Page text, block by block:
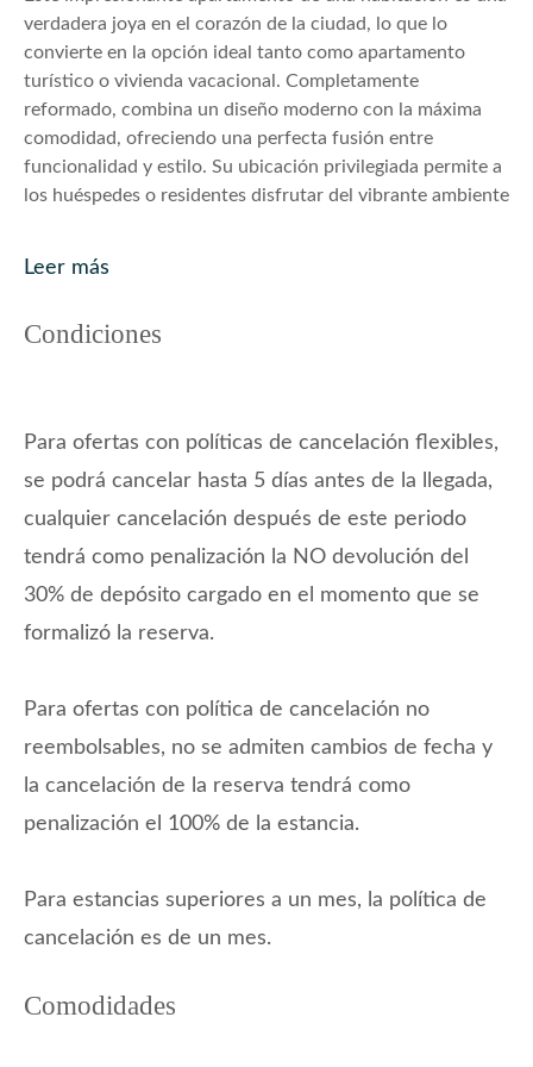
verdadera joya en el corazón de la ciudad, lo que lo
convierte en la opción ideal tanto como apartamento
turístico o vivienda vacacional. Completamente
reformado, combina un diseño moderno con la máxima
comodidad, ofreciendo una perfecta fusión entre
funcionalidad y estilo. Su ubicación privilegiada permite a
los huéspedes o residentes disfrutar del vibrante ambiente
local. Su diseño abierto es perfecto para recibir visitas,
que preparar comidas sea cómodo y placentero, tanto
para estancias cortas como largas.
El dormitorio está diseñado como un refugio de serenidad,
almacenamiento. Los huéspedes apreciarán el moderno y
estiloso baño, equipado con accesorios contemporáneos
que reflejan la estética sofisticada del apartamento.
Un dormitorio con una cama de matrimonio, un baño con
ducha, salón comedor, cocina independiente equipada.
Frigorífico, congelador, microondas, vajilla/cubertería,
utensilios de cocina, cafetera, tostadora, batidora,
salón, WiFi gratuito y TV.
A tener en cuenta:
Leer más
Condiciones
Para ofertas con políticas de cancelación flexibles,
se podrá cancelar hasta 5 días antes de la llegada,
cualquier cancelación después de este periodo
tendrá como penalización la NO devolución del
30% de depósito cargado en el momento que se
formalizó la reserva.
Para ofertas con política de cancelación no
reembolsables, no se admiten cambios de fecha y
la cancelación de la reserva tendrá como
penalización el 100% de la estancia.
Para estancias superiores a un mes, la política de
cancelación es de un mes.
Comodidades